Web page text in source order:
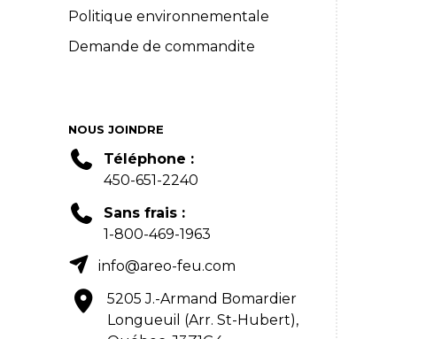
Politique environnementale
Demande de commandite
NOUS JOINDRE
Téléphone :
450-651-2240
Sans frais :
1-800-469-1963
info@areo-feu.com
5205 J.-Armand Bomardier
Longueuil (Arr. St-Hubert),